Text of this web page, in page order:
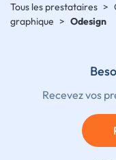
Tous les prestataires >
graphique > Odesign
Recevez vos